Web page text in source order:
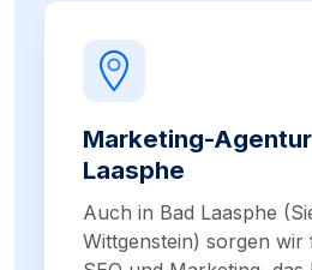
Marketing-
Laasphe
Auch in Bad Laasphe
Wittgenstein) sorgen wir